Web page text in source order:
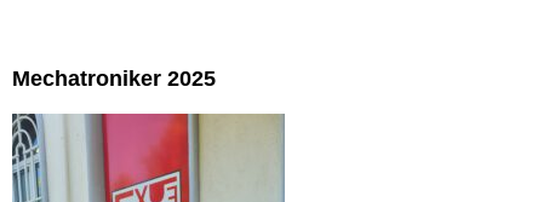
Mechatroniker 2025